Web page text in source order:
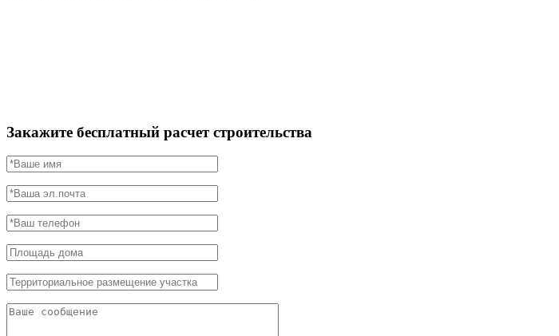
Закажите бесплатный расчет строительства